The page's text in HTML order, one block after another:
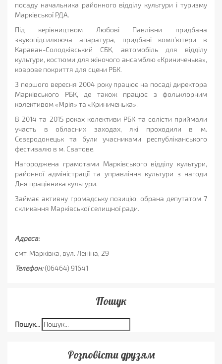
посаду начальника районного відділу культури і туризму
Марківської РДА.
Під керівництвом Любові Павлівни придбана
звукопідсилююча апаратура, придбані комп’ютери в
Караван-Солодківський СБК, автомобіль для відділу
культури, костюми для жіночого ансамблю «Криниченька»,
коврове покриття для сцени РБК.
З першого вересня 2004 року працює на посаді директора
Марківського РБК, де також працює з фольклорним
колективом «Мрія» та «Криниченька».
В 2014 та 2015 роках колективи РБК та солісти приймали
участь в обласних заходах, які проходили в м.
Сєвєродонецьк та були учасниками республіканського
фестивалю в м. Сватове.
Нагороджена грамотами Марківського відділу культури,
районної адміністрації та управління культури з нагоди
Дня працівника культури.
Займає активну громадську позицію, обрана депутатом 7
скликання Марківської селищної ради.
Адреса:
смт. Марківка, вул. Леніна, 29
Телефон:(06464) 91641
Пошук
Пошук...
Розповісти друзям